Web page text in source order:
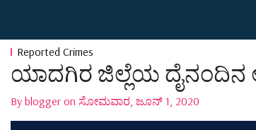
Reported Crimes
ಯಾದಗಿರ ಜಿಲ್ಲೆಯ ದೈನಂದಿನ
By blogger on ಸೋಮವಾರ, ಜೂನ್ 1, 2020